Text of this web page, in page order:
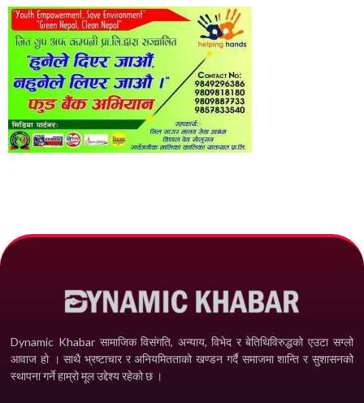
Dynamic Khabar सामाजिक विसंगति, अन्याय, विभेद­ र बेतिथिविरुद्धको एउटा सग्लो
आवाज हो । साथै भ्रष्टाचार र अनियमितताको खण्डन गर्दै समाजमा शान्ति र सुशासनको
स्थापना गर्ने हाम्रो मूल उद्देश्य रहेको छ ।